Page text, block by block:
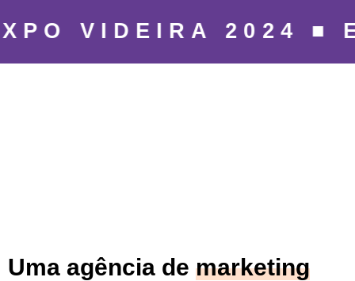
VIDEIRA 2024 ■
Uma agência de marketing